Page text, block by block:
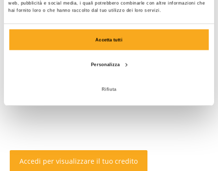
web, pubblicità e social media, i quali potrebbero combinarle con altre informazioni che
hai fornito loro o che hanno raccolto dal tuo utilizzo dei loro servizi.
Accetta tutti
Personalizza
Rifiuta
Accedi per visualizzare il tuo credito